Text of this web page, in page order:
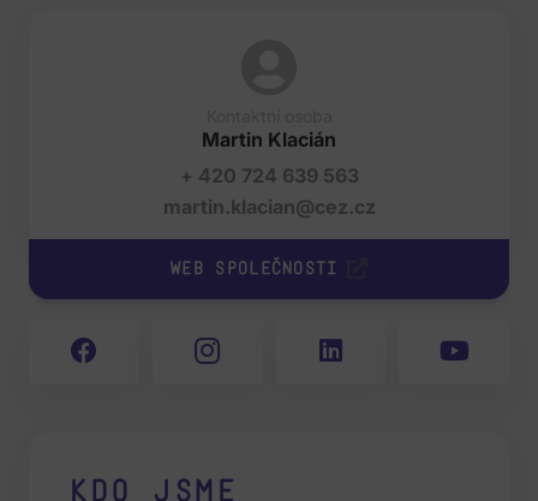
Martin Klacián
+ 420 724 639 563
martin.klacian@cez.cz
Web společnosti
Kdo jsme